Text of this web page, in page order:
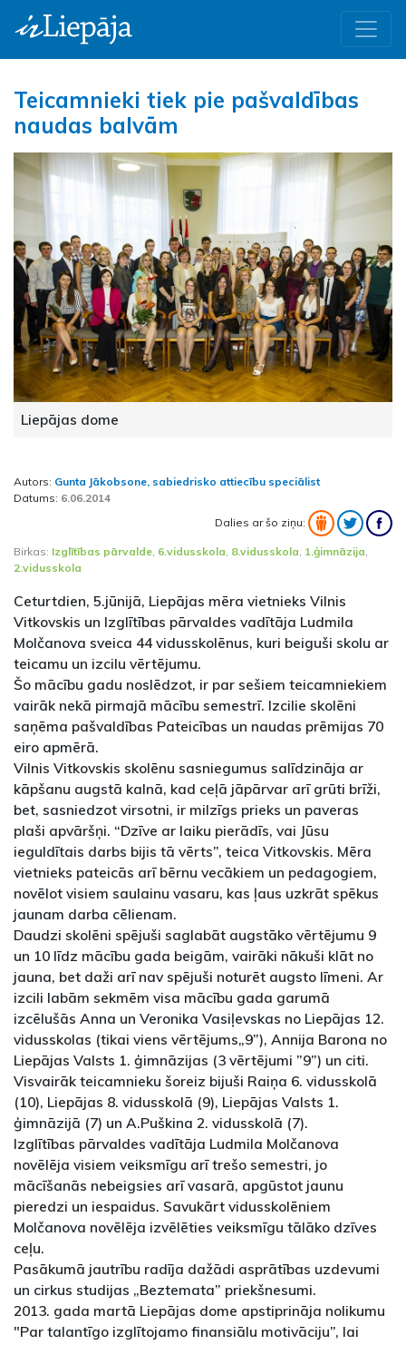
Teicamnieki tiek pie pašvaldības
naudas balvām
Liepājas dome
Autors: Gunta Jākobsone, sabiedrisko attiecību speciālist
Datums: 6.06.2014
Dalies ar šo ziņu:
Birkas: Izglītības pārvalde, 6.vidusskola, 8.vidusskola, 1.ģimnāzija,
2.vidusskola
Ceturtdien, 5.jūnijā, Liepājas mēra vietnieks Vilnis
Vitkovskis un Izglītības pārvaldes vadītāja Ludmila
Molčanova sveica 44 vidusskolēnus, kuri beiguši skolu ar
teicamu un izcilu vērtējumu.
Šo mācību gadu noslēdzot, ir par sešiem teicamniekiem
vairāk nekā pirmajā mācību semestrī. Izcilie skolēni
saņēma pašvaldības Pateicības un naudas prēmijas 70
eiro apmērā.
Vilnis Vitkovskis skolēnu sasniegumus salīdzināja ar
kāpšanu augstā kalnā, kad ceļā jāpārvar arī grūti brīži,
bet, sasniedzot virsotni, ir milzīgs prieks un paveras
plaši apvāršņi. “Dzīve ar laiku pierādīs, vai Jūsu
ieguldītais darbs bijis tā vērts”, teica Vitkovskis. Mēra
vietnieks pateicās arī bērnu vecākiem un pedagogiem,
novēlot visiem saulainu vasaru, kas ļaus uzkrāt spēkus
jaunam darba cēlienam.
Daudzi skolēni spējuši saglabāt augstāko vērtējumu 9
un 10 līdz mācību gada beigām, vairāki nākuši klāt no
jauna, bet daži arī nav spējuši noturēt augsto līmeni. Ar
izcili labām sekmēm visa mācību gada garumā
izcēlušās Anna un Veronika Vasiļevskas no Liepājas 12.
vidusskolas (tikai viens vērtējums„9”), Annija Barona no
Liepājas Valsts 1. ģimnāzijas (3 vērtējumi ”9”) un citi.
Visvairāk teicamnieku šoreiz bijuši Raiņa 6. vidusskolā
(10), Liepājas 8. vidusskolā (9), Liepājas Valsts 1.
ģimnāzijā (7) un A.Puškina 2. vidusskolā (7).
Izglītības pārvaldes vadītāja Ludmila Molčanova
novēlēja visiem veiksmīgu arī trešo semestri, jo
mācīšanās nebeigsies arī vasarā, apgūstot jaunu
pieredzi un iespaidus. Savukārt vidusskolēniem
Molčanova novēlēja izvēlēties veiksmīgu tālāko dzīves
ceļu.
Pasākumā jautrību radīja dažādi asprātības uzdevumi
un cirkus studijas „Beztemata” priekšnesumi.
2013. gada martā Liepājas dome apstiprināja nolikumu
"Par talantīgo izglītojamo finansiālu motivāciju”, lai